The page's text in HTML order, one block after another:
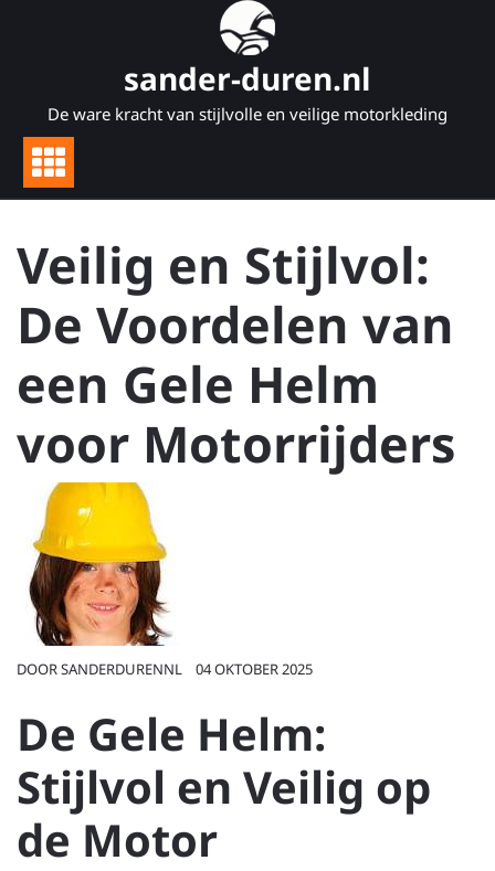
sander-duren.nl
De ware kracht van stijlvolle en veilige motorkleding
Veilig en Stijlvol:
De Voordelen van
een Gele Helm
voor Motorrijders
DOORSANDERDURENNL 04 OKTOBER 2025
De Gele Helm:
Stijlvol en Veilig op
de Motor